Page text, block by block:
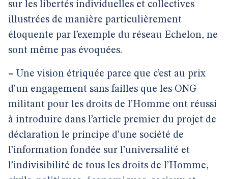
sur les libertés individuelles et collectives
illustrées de manière particulièrement
éloquente par l’exemple du réseau Echelon, ne
sont même pas évoquées.
– Une vision étriquée parce que c’est au prix
d’un engagement sans failles que les ONG
militant pour les droits de l’Homme ont réussi
à introduire dans l’article premier du projet de
déclaration le principe d’une société de
l’information fondée sur l’universalité et
l’indivisibilité de tous les droits de l’Homme,